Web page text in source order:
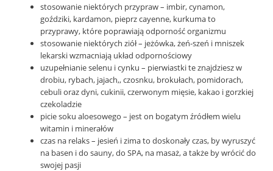
stosowanie niektórych przypraw – imbir, cynamon,
goździki, kardamon, pieprz cayenne, kurkuma to
przyprawy, które poprawiają odporność organizmu
stosowanie niektórych ziół – jeżówka, żeń-szeń i mniszek
lekarski wzmacniają układ odpornościowy
uzupełnianie selenu i cynku – pierwiastki te znajdziesz w
drobiu, rybach, jajach,, czosnku, brokułach, pomidorach,
cebuli oraz dyni, cukinii, czerwonym mięsie, kakao i gorzkiej
czekoladzie
picie soku aloesowego – jest on bogatym źródłem wielu
witamin i minerałów
czas na relaks – jesień i zima to doskonały czas, by wyruszyć
na basen i do sauny, do SPA, na masaż, a także by wrócić do
swojej pasji